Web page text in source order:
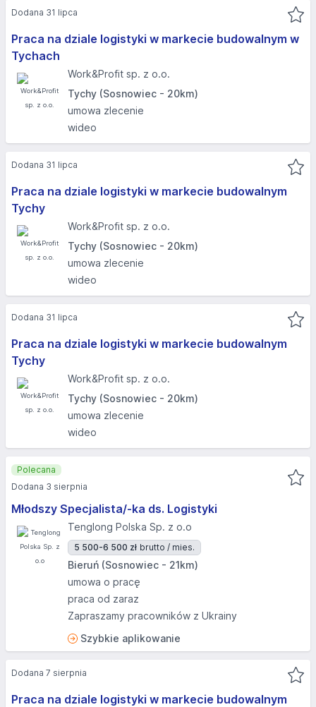
Praca na dziale logistyki w markecie budowalnym w
Tychach
Work&Profit sp. z o.o.
Tychy (Sosnowiec - 20km)
umowa zlecenie
wideo
Dodana 31 lipca
Praca na dziale logistyki w markecie budowalnym
Tychy
Work&Profit sp. z o.o.
Tychy (Sosnowiec - 20km)
umowa zlecenie
wideo
Dodana 31 lipca
Praca na dziale logistyki w markecie budowalnym
Tychy
Work&Profit sp. z o.o.
Tychy (Sosnowiec - 20km)
umowa zlecenie
wideo
Dodana 31 lipca
Młodszy Specjalista/-ka ds. Logistyki
Tenglong Polska Sp. z o.o
5 500-6 500 zł brutto / mies.
Bieruń (Sosnowiec - 21km)
umowa o pracę
praca od zaraz
Zapraszamy pracowników z Ukrainy
Szybkie aplikowanie
Polecana
Dodana 3 sierpnia
Praca na dziale logistyki w markecie budowalnym
Dodana 7 sierpnia